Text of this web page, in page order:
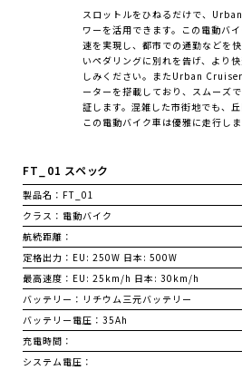
スロットルをひねるだけで、
ワーを活用できます。この電動バ
速を実現し、都市での通勤などを
いペダリングに別れを告げ、より
しみください。またUrban
ーターを搭載しており、スムーズ
証します。混雑した市街地でも、丘
この電動バイク車は優雅に走行しま
FT_01 スペック
製品名： FT_01
クラス： 電動バイク
航続距離：
定格出力： EU: 250W 日本: 500W
最高速度： EU: 25km/h 日本: 30km/h
バッテリー： リチウム三元バッテリー
バッテリー電圧： 35Ah
充電時間：
システム電圧：